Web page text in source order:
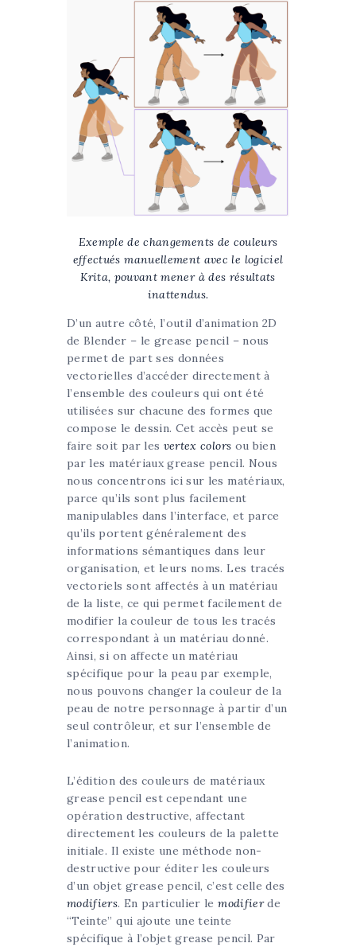
Exemple de changements de couleurs
effectués manuellement avec le logiciel
Krita, pouvant mener à des résultats
inattendus.
D’un autre côté, l’outil d’animation 2D
de Blender – le grease pencil – nous
permet de part ses données
vectorielles d’accéder directement à
l’ensemble des couleurs qui ont été
utilisées sur chacune des formes que
compose le dessin. Cet accès peut se
faire soit par les vertex colors ou bien
par les matériaux grease pencil. Nous
nous concentrons ici sur les matériaux,
parce qu’ils sont plus facilement
manipulables dans l’interface, et parce
qu’ils portent généralement des
informations sémantiques dans leur
organisation, et leurs noms. Les tracés
vectoriels sont affectés à un matériau
de la liste, ce qui permet facilement de
modifier la couleur de tous les tracés
correspondant à un matériau donné.
Ainsi, si on affecte un matériau
spécifique pour la peau par exemple,
nous pouvons changer la couleur de la
peau de notre personnage à partir d’un
seul contrôleur, et sur l’ensemble de
l’animation.
L’édition des couleurs de matériaux
grease pencil est cependant une
opération destructive, affectant
directement les couleurs de la palette
initiale. Il existe une méthode non-
destructive pour éditer les couleurs
d’un objet grease pencil, c’est celle des
modifiers. En particulier lemodifierde
“Teinte” qui ajoute une teinte
spécifique à l’objet grease pencil. Par